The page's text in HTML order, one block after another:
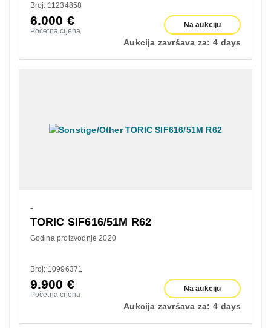
Broj: 11234858
6.000 €
Početna cijena
Na aukciju
Aukcija završava za: 4 days
-
TORIC SIF616/51M R62
Godina proizvodnje 2020
Broj: 10996371
9.900 €
Početna cijena
Na aukciju
Aukcija završava za: 4 days